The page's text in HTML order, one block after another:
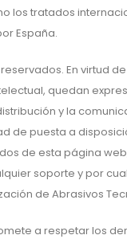
los tratados
España.
En virtud
quedan
y la
de puesta a
de esta página
soporte y por
de Abrasivos
a respetar los